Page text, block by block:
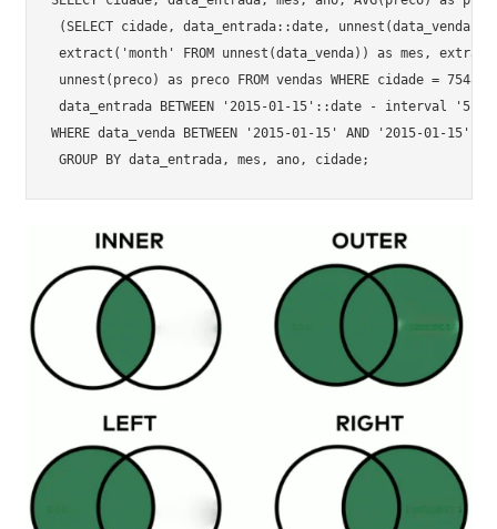
(SELECT cidade, data_entrada::date,
extract('month' FROM unnest(data_venda)) as mes,
unnest(preco) as preco FROM vendas WHERE cidade = 7548
data_entrada BETWEEN '2015-01-15'::date - interval '5
WHERE data_venda BETWEEN '2015-01-15' AND '2015-01-